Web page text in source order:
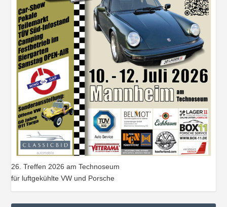
26. Treffen 2026 am Technoseum
für luftgekühlte VW und Porsche